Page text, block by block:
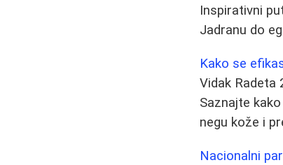
Inspirativni
Jadranu do
Kako se
Vidak Radeta
Saznajte
negu kože i
Nacionalni